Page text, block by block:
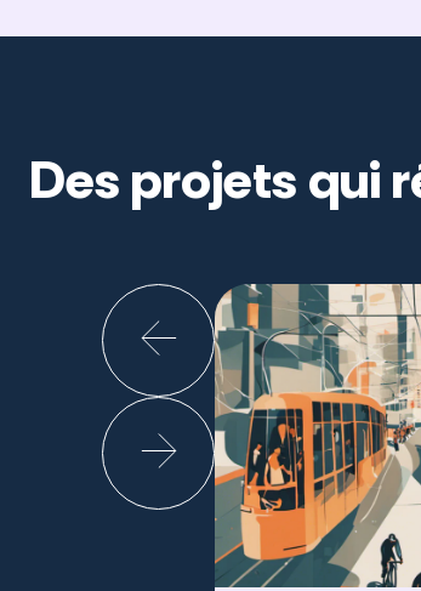
Des projets qui